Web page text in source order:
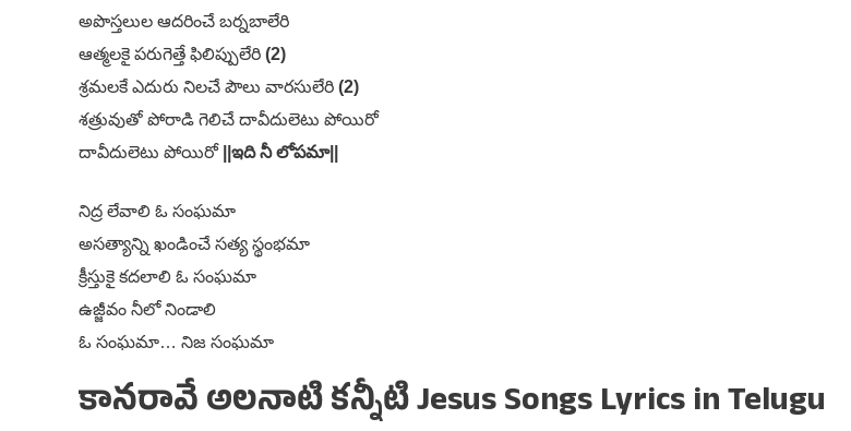
అపొస్తలుల ఆదరించే బర్నబాలేరి
ఆత్మలకై పరుగెత్తే ఫిలిప్పులేరి (2)
శ్రమలకే ఎదురు నిలచే పౌలు వారసులేరి (2)
శత్రువుతో పోరాడి గెలిచే దావీదులెటు పోయిరో
దావీదులెటు పోయిరో
||ఇది నీ లోపమా||
నిద్ర లేవాలి ఓ సంఘమా
అసత్యాన్ని ఖండించే సత్య స్థంభమా
క్రీస్తుకై కదలాలి ఓ సంఘమా
ఉజ్జీవం నీలో నిండాలి
ఓ సంఘమా… నిజ సంఘమా
కానరావే అలనాటి కన్నీటి Jesus Songs Lyrics in Telugu